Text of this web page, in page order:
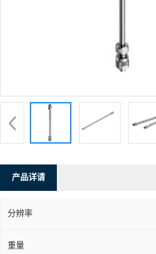
产品详请
分辨率
重量